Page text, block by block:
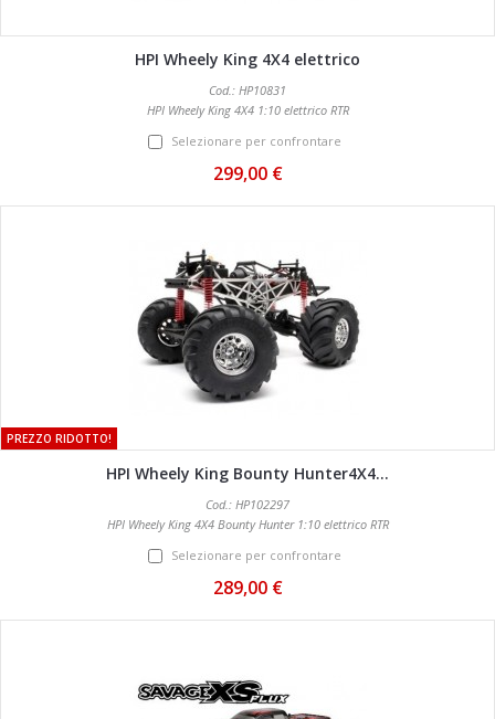
HPI Wheely King 4X4 elettrico
Cod.: HP10831
HPI Wheely King 4X4 1:10 elettrico RTR
Selezionare per confrontare
299,00 €
PREZZO RIDOTTO!
HPI Wheely King Bounty Hunter4X4...
Cod.: HP102297
HPI Wheely King 4X4 Bounty Hunter 1:10 elettrico RTR
Selezionare per confrontare
289,00 €